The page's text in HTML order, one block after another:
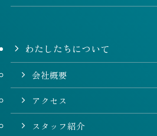
わたしたちについて
会社概要
アクセス
スタッフ紹介